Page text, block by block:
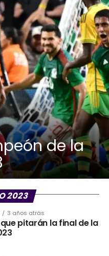
de la
2023
3 años atrás
pitarán la final de la